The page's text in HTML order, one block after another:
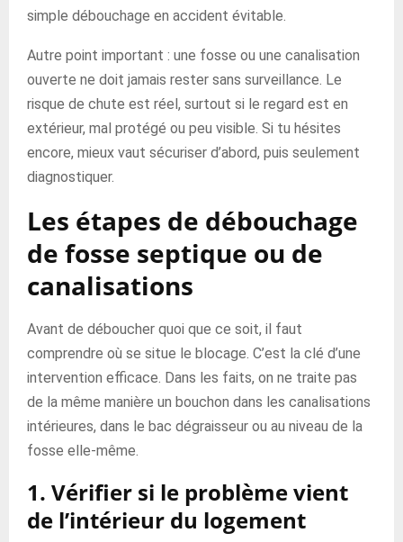
simple débouchage en accident évitable.
Autre point important : une fosse ou une canalisation
ouverte ne doit jamais rester sans surveillance. Le
risque de chute est réel, surtout si le regard est en
extérieur, mal protégé ou peu visible. Si tu hésites
encore, mieux vaut sécuriser d’abord, puis seulement
diagnostiquer.
Les étapes de débouchage
de fosse septique ou de
canalisations
Avant de déboucher quoi que ce soit, il faut
comprendre où se situe le blocage. C’est la clé d’une
intervention efficace. Dans les faits, on ne traite pas
de la même manière un bouchon dans les canalisations
intérieures, dans le bac dégraisseur ou au niveau de la
fosse elle-même.
1. Vérifier si le problème vient
de l’intérieur du logement